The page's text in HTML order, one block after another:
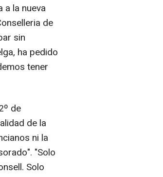
a la nueva
de
sin
ha pedido
tener
de
de la
ni la
"Solo
Solo